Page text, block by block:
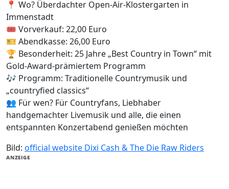
📍 Wo? Überdachter Open-Air-Klostergarten in
Immenstadt
🎟️ Vorverkauf: 22,00 Euro
🎫 Abendkasse: 26,00 Euro
🏆 Besonderheit: 25 Jahre „Best Country in Town“ mit
Gold-Award-prämiertem Programm
🎶 Programm: Traditionelle Countrymusik und
„countryfied classics“
👥 Für wen? Für Countryfans, Liebhaber
handgemachter Livemusik und alle, die einen
entspannten Konzertabend genießen möchten
Bild: official website Dixi Cash & The Die Raw Riders
ANZEIGE